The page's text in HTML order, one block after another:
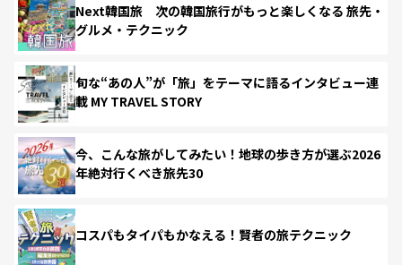
Next韓国旅 次の韓国旅行がもっと楽しくなる 旅先・
グルメ・テクニック
旬な“あの人”が「旅」をテーマに語るインタビュー連
載 MY TRAVEL STORY
今、こんな旅がしてみたい！地球の歩き方が選ぶ2026
年絶対行くべき旅先30
コスパもタイパもかなえる！賢者の旅テクニック